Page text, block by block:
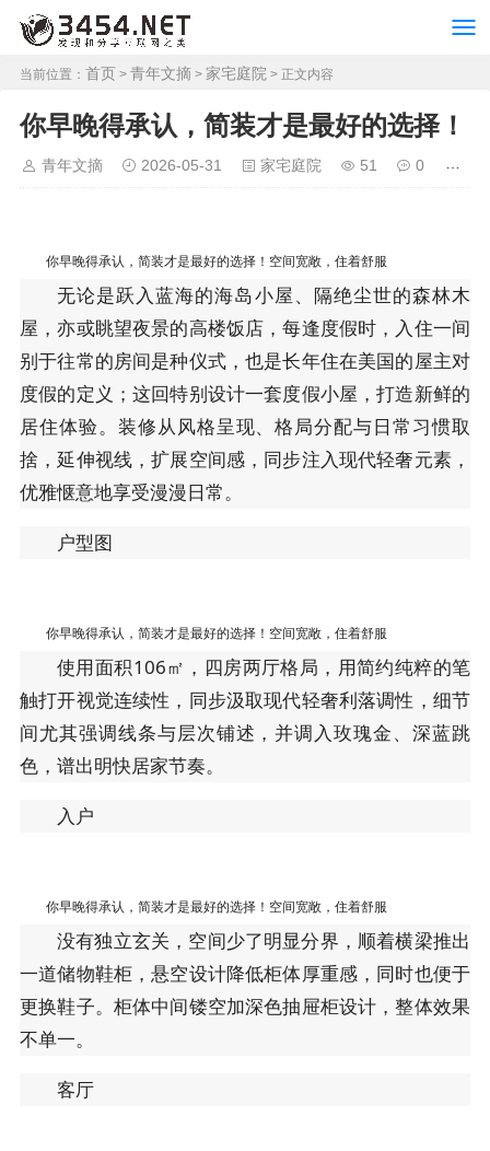
当前位置： 首页 > 青年文摘 > 家宅庭院 > 正文内容
你早晚得承认，简装才是最好的选择！
青年文摘 2026-05-31 家宅庭院 51 0
你早晚得承认，简装才是最好的选择！空间宽敞，住着舒服
无论是跃入蓝海的海岛小屋、隔绝尘世的森林木
屋，亦或眺望夜景的高楼饭店，每逢度假时，入住一间
别于往常的房间是种仪式，也是长年住在美国的屋主对
度假的定义；这回特别设计一套度假小屋，打造新鲜的
居住体验。装修从风格呈现、格局分配与日常习惯取
捨，延伸视线，扩展空间感，同步注入现代轻奢元素，
优雅惬意地享受漫漫日常。
户型图
你早晚得承认，简装才是最好的选择！空间宽敞，住着舒服
使用面积106㎡，四房两厅格局，用简约纯粹的笔
触打开视觉连续性，同步汲取现代轻奢利落调性，细节
间尤其强调线条与层次铺述，并调入玫瑰金、深蓝跳
色，谱出明快居家节奏。
入户
你早晚得承认，简装才是最好的选择！空间宽敞，住着舒服
没有独立玄关，空间少了明显分界，顺着横梁推出
一道储物鞋柜，悬空设计降低柜体厚重感，同时也便于
更换鞋子。柜体中间镂空加深色抽屉柜设计，整体效果
不单一。
客厅